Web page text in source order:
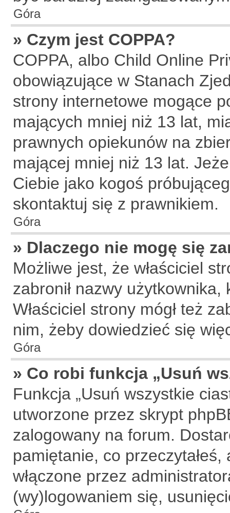
Góra
» Czym jest COPPA?
COPPA, albo Child Online
obowiązujące w Stanach
strony internetowe mogące
mających mniej niż 13 lat,
prawnych opiekunów na
mającej mniej niż 13 lat.
Ciebie jako kogoś
skontaktuj się z prawnikiem.
Góra
» Dlaczego nie mogę się
Możliwe jest, że właściciel
zabronił nazwy
Właściciel strony mógł też
nim, żeby dowiedzieć się
Góra
» Co robi funkcja „Usuń
Funkcja „Usuń wszystkie
utworzone przez skrypt
zalogowany na forum.
pamiętanie, co
włączone przez
(wy)logowaniem się,